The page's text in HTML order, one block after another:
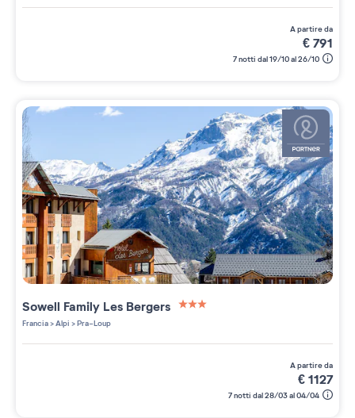
a partire da
€791
7 notti dal 19/10 al 26/10
Sowell Family Les Bergers
Francia>Alpi >Pra-Loup
a partire da
€1127
7 notti dal 28/03 al 04/04